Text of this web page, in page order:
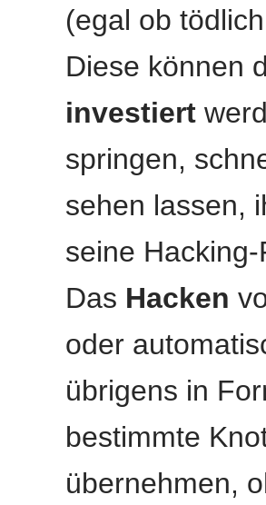
(egal ob
Diese können
investiert
springen,
sehen lassen,
seine
Das Hacken
oder
übrigens in
bestimmte
übernehmen,